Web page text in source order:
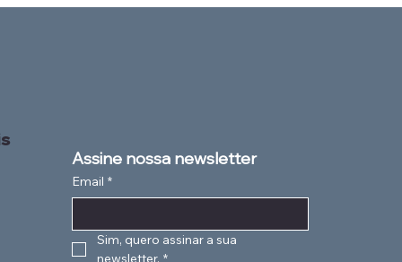
Assine nossa newsletter
Email *
Sim, quero assinar a sua
newsletter. *